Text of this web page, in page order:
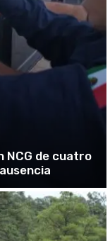
NCG de cuatro